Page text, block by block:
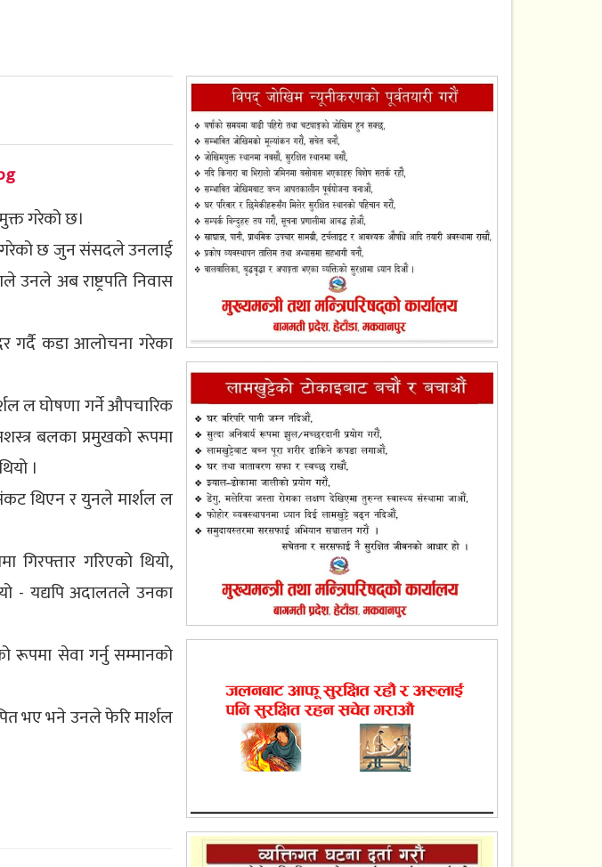
गरेको छ।
गरेको छ जुन संसदले उनलाई
अब राष्ट्रपति निवास
गर्दै कडा आलोचना गरेका
ल घोषणा गर्ने औपचारिक
बलका प्रमुखको रूपमा
।
थिएन र युनले मार्शल ल
गिरफ्तार गरिएको थियो,
- यद्यपि अदालतले उनका
सेवा गर्नु सम्मानको
भए भने उनले फेरि मार्शल